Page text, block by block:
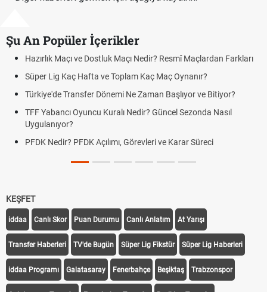
Şu An Popüler İçerikler
Farkları
ve Bitiyor?
Nasıl
Süreci
Puan Durumunda AG, OM ve Diğer
Skor Ne Demek? Sporda Skor ve Sonuç
Futbol Nasıl Oynanır? Temel Futbol Kuralları
Deplasman Golü Kuralı Nedir? Hangi
DGS Sonuçları Ne Zaman Açıklanacak 2026?
KEŞFET
iddaa Canlı Skor Puan Durumu Canlı Anlatım At Yarışı
Transfer Haberleri TV'de Bugün Süper Lig Fikstür Süper Lig Haberleri
iddaa Programı Galatasaray Fenerbahçe Beşiktaş Trabzonspor